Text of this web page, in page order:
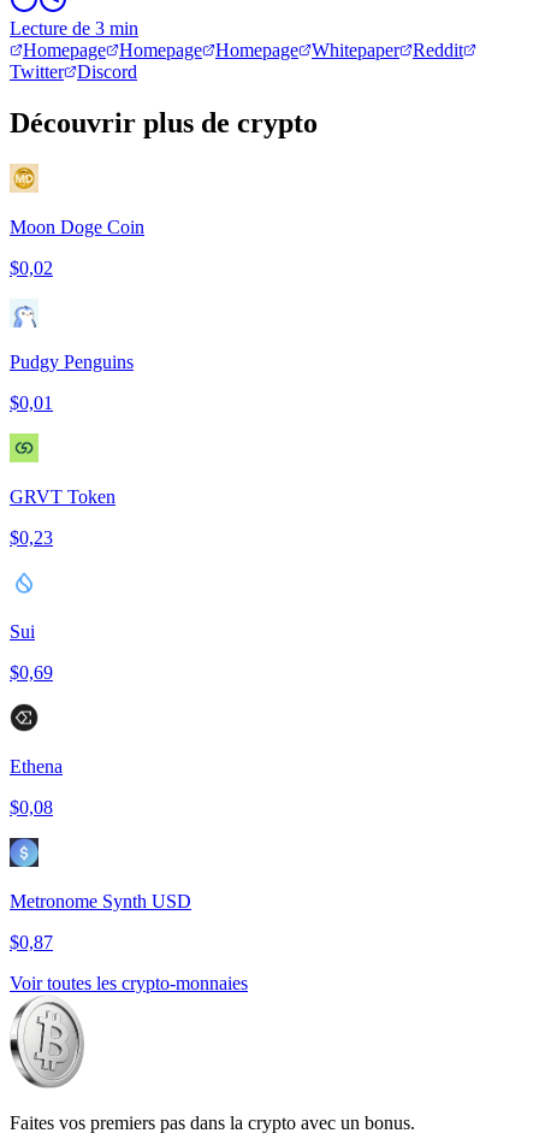
Lecture de 3 min
Homepage
Homepage Homepage Whitepaper
Reddit
Twitter
Discord
Découvrir plus de crypto
Moon Doge Coin
$0,02
Pudgy Penguins
$0,01
GRVT Token
$0,23
Sui
$0,69
Ethena
$0,08
Metronome Synth USD
$0,87
Voir toutes les crypto-monnaies
Faites vos premiers pas dans la crypto avec un bonus.